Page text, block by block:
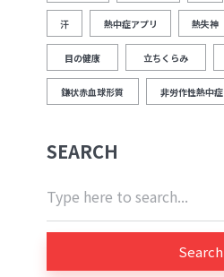
汗 熱中症アプリ 熱失神
目の健康 立ちくらみ
鎌状赤血球形質 非労作性熱中症
SEARCH
Search